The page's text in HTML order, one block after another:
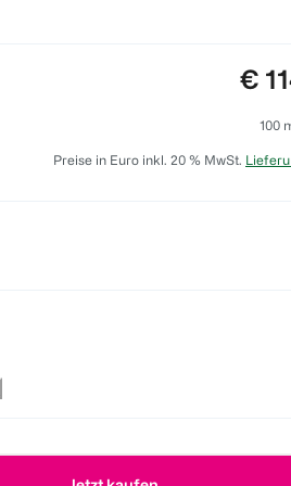
€
100
Preise in Euro inkl. 20 % MwSt.